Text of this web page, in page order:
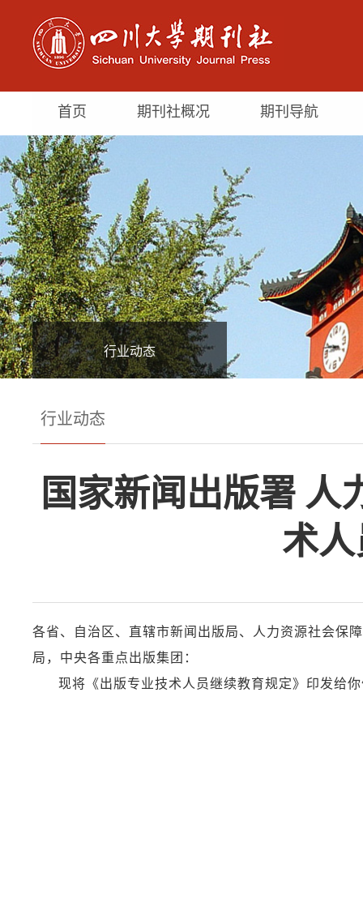
首页 期刊社概况 期刊导航
行业动态
行业动态
国家新闻出版署 人
术
各省、自治区、直辖市新闻出版局、人力资源社会保
局，中央各重点出版集团：
现将《出版专业技术人员继续教育规定》印发给